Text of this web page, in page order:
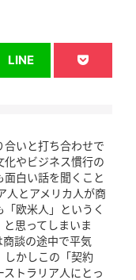
LINE
いと打ち合わせで
やビジネス慣行の
白い話を聞くこと
人とアメリカ人が商
欧米人」というく
思ってしまいま
談の途中で平気
かしこの「契約
トラリア人にとっ